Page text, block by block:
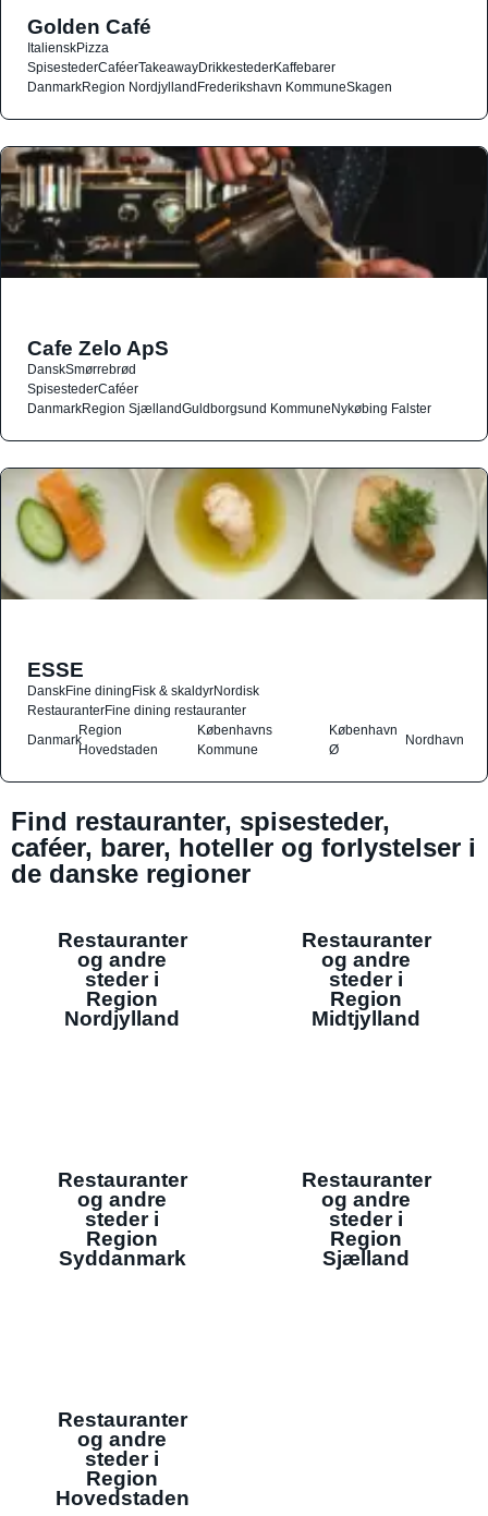
Golden Café
ItalienskPizza
SpisestederCaféerTakeawayDrikkestederKaffebarer
DanmarkRegion NordjyllandFrederikshavn KommuneSkagen
Cafe Zelo ApS
DanskSmørrebrød
SpisestederCaféer
DanmarkRegion SjællandGuldborgsund KommuneNykøbing Falster
ESSE
DanskFine diningFisk & skaldyrNordisk
RestauranterFine dining restauranter
Danmark
Region
Hovedstaden
Københavns
Kommune
København
Ø
Nordhavn
Find restauranter, spisesteder,
caféer, barer, hoteller og forlystelser i
de danske regioner
Restauranter
og andre
steder i
Region
Nordjylland
Restauranter
og andre
steder i
Region
Midtjylland
Restauranter
og andre
steder i
Region
Syddanmark
Restauranter
og andre
steder i
Region
Sjælland
Restauranter
og andre
steder i
Region
Hovedstaden